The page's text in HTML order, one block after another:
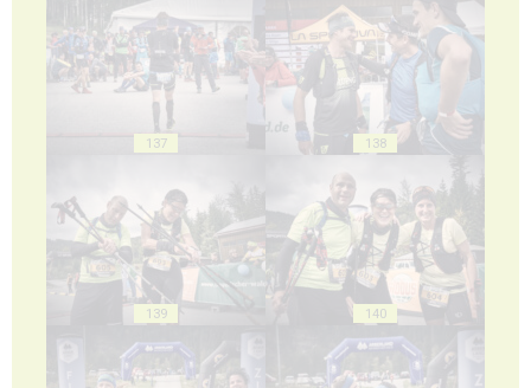
137 138
139 140